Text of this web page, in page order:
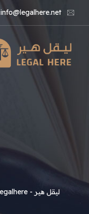
info@legalhere.net
ليقل هير - legalhere